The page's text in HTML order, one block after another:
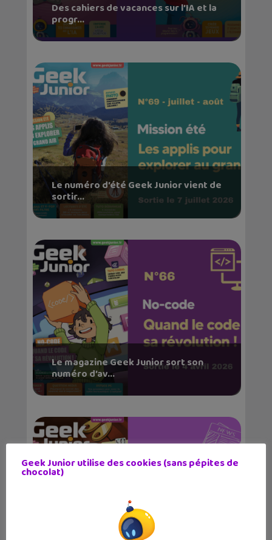
Des cahiers de vacances sur l’IA et la
progr...
Le numéro d’été Geek Junior vient de
sortir...
Le magazine Geek Junior sort son
numéro d’av...
Geek Junior utilise des cookies (sans pépites de
chocolat)